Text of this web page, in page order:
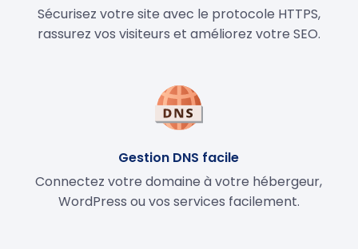
Sécurisez votre site avec le protocole HTTPS,
rassurez vos visiteurs et améliorez votre SEO.
Gestion DNS facile
Connectez votre domaine à votre hébergeur,
WordPress ou vos services facilement.